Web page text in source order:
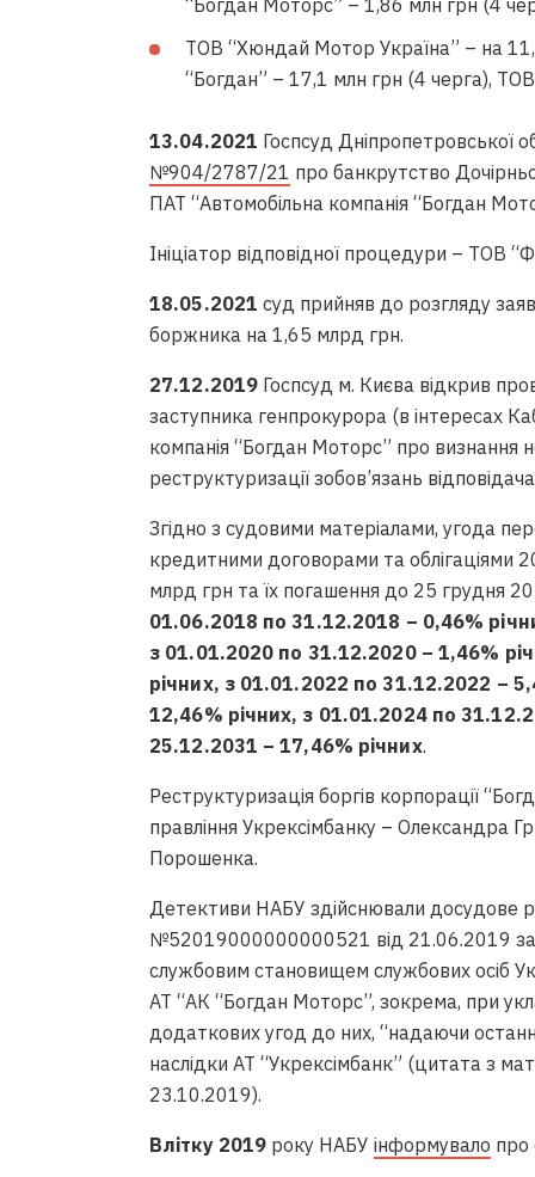
“Богдан Моторс” – 1,86 млн грн (4
ТОВ “Хюндай Мотор Україна” – на
“Богдан” – 17,1 млн грн (4 черга),
13.04.2021 Госпсуд Дніпропетровської
№904/2787/21 про банкрутство
ПАТ “Автомобільна компанія “Богдан
Ініціатор відповідної процедури – ТОВ
18.05.2021 суд прийняв до розгляду
боржника на 1,65 млрд грн.
27.12.2019 Госпсуд м. Києва відкрив
заступника генпрокурора (в інтересах
компанія “Богдан Моторс” про
реструктуризації зобов’язань
Згідно з судовими матеріалами, угода
кредитними договорами та облігаціями
млрд грн та їх погашення до 25 грудня
01.06.2018 по 31.12.2018 – 0,46%
з 01.01.2020 по 31.12.2020 – 1,46%
річних, з 01.01.2022 по 31.12.2022 –
12,46% річних, з 01.01.2024 по
25.12.2031 – 17,46% річних.
Реструктуризація боргів корпорації
правління Укрексімбанку – Олександра
Порошенка.
Детективи НАБУ здійснювали досудове
№52019000000000521 від 21.06.2019
службовим становищем службових осіб
АТ “АК “Богдан Моторс”, зокрема, при
додаткових угод до них, “надаючи
наслідки АТ “Укрексімбанк” (цитата з
23.10.2019).
Влітку 2019 року НАБУінформувало про